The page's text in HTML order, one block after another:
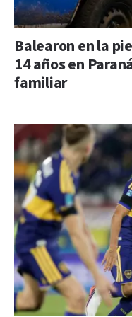
Balearon en la
14 años en
familiar